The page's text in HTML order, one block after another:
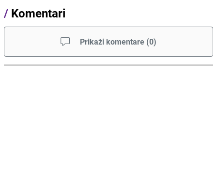
/ Komentari
Prikaži komentare (0)